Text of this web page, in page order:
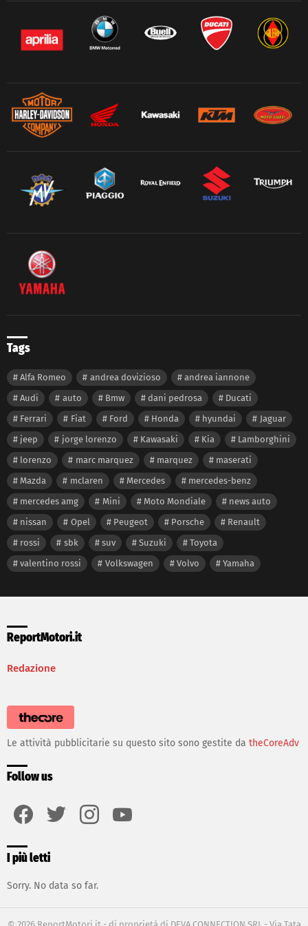
Tags
Alfa Romeo andrea dovizioso
andrea iannone
Audi
auto Bmw dani pedrosa
Ducati
Ferrari
Fiat Ford Honda hyundai
Jaguar
jeep
jorge lorenzo Kawasaki Kia
Lamborghini
lorenzo
marc marquez marquez
maserati
Mazda
mclaren Mercedes
mercedes-benz
mercedes amg
Mini Moto Mondiale
news auto
nissan
Opel Peugeot Porsche
Renault
rossi
sbk suv Suzuki
Toyota
valentino rossi
Volkswagen Volvo Yamaha
ReportMotori.it
Redazione
Le attività pubblicitarie su questo sito sono gestite da theCoreAdv
Follow us
I più letti
Sorry. No data so far.